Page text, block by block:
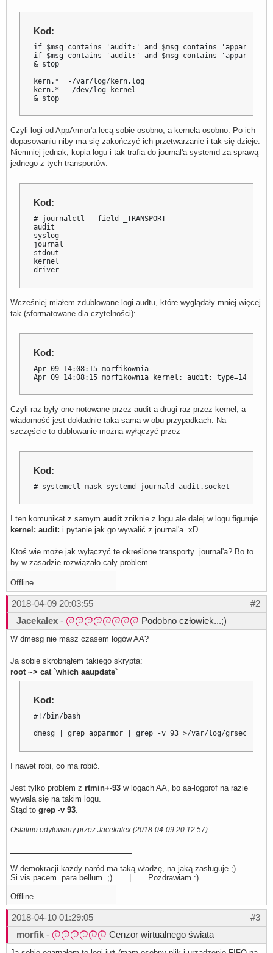
Kod:
if $msg contains 'audit:' and $msg contains 'apparmor='
if $msg contains 'audit:' and $msg contains
& stop
kern.*  -/var/log/kern.log
kern.*  -/dev/log-kernel
& stop
Czyli logi od AppArmor'a lecą sobie osobno, a kernela osobno. Po ich
dopasowaniu niby ma się zakończyć ich przetwarzanie i tak się dzieje.
Niemniej jednak, kopia logu i tak trafia do journal'a systemd za sprawą
jednego z tych transportów:
Kod:
# journalctl --field _TRANSPORT
audit
syslog
journal
stdout
kernel
driver
Wcześniej miałem zdublowane logi audtu, które wyglądały mniej więcej
tak (sformatowane dla czytelności):
Kod:
Apr 09 14:08:15 morfikownia
Apr 09 14:08:15 morfikownia kernel: audit: type=1400
Czyli raz były one notowane przez audit a drugi raz przez kernel, a
wiadomość jest dokładnie taka sama w obu przypadkach. Na
szczęście to dublowanie można wyłączyć przez
Kod:
# systemctl mask systemd-journald-audit.socket
I ten komunikat z samym auditzniknie z logu ale dalej w logu figuruje
kernel: audit: i pytanie jak go wywalić z journal'a. xD
Ktoś wie może jak wyłączyć te określone transporty journal'a? Bo to
by w zasadzie rozwiązało cały problem.
Offline
#2
2018-04-09 20:03:55
Jacekalex - Podobno człowiek...;)
W dmesg nie masz czasem logów AA?
Ja sobie skrobnąłem takiego skrypta:
root ~> cat `which aaupdate`
Kod:
#!/bin/bash
dmesg | grep apparmor | grep -v 93 >/var/log/grsec/
I nawet robi, co ma robić.
Jest tylko problem z rtmin+-93 w logach AA, bo aa-logprof na razie
wywala się na takim logu.
Stąd to grep -v 93
Ostatnio edytowany przez Jacekalex (2018-04-09 20:12:57)
W demokracji każdy naród ma taką władzę, na jaką zasługuje ;)
Si vis pacem para bellum ;) | Pozdrawiam :)
Offline
#3
2018-04-10 01:29:05
morfik - Cenzor wirtualnego świata